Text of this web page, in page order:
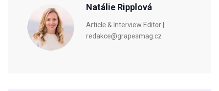
Natálie Ripplová
Article & Interview Editor |
redakce@grapesmag.cz